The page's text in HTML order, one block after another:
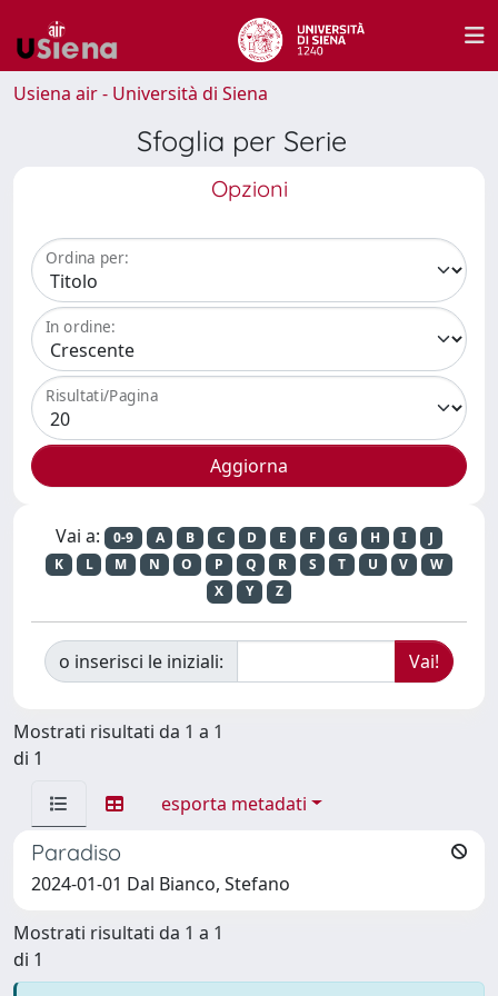
Usiena air - Università di Siena
Sfoglia per Serie
Opzioni
Ordina per:
In ordine:
Risultati/Pagina
Vai a: 0-9 A B C D E F G H I
J
K
L M N O P Q R S T U V
W
X
Y Z
o inserisci le iniziali:
Mostrati risultati da 1 a 1
di 1
esporta metadati
Paradiso
2024-01-01 Dal Bianco, Stefano
Mostrati risultati da 1 a 1
di 1